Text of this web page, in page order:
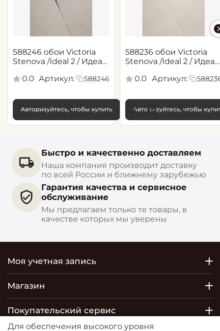
588246 обои Victoria
Stenova /Ideal 2 / Идеал
0.0 Артикул: 588246
Авторизуйтесь, чтобы купить
588236 обои Victoria
Stenova /Ideal 2 / Идеал
0.0
Артикул:
Авторизуйтесь, чтобы
Быстро и качественно доставляем
Наша компания производит доставку
по всей России и ближнему зарубежью
Гарантия качества и сервисное
обслуживание
Мы предлагаем только те товары, в
качестве которых мы уверены
Моя учетная запись
Магазин
Покупательский сервис
Для обеспечения высокого уровня